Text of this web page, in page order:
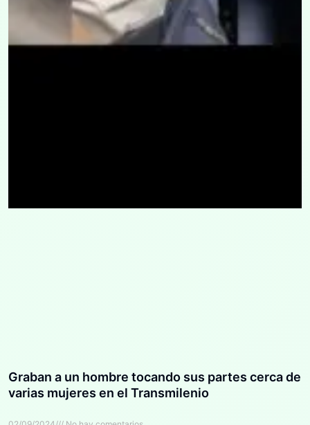
Graban a un hombre tocando sus partes cerca de
varias mujeres en el Transmilenio